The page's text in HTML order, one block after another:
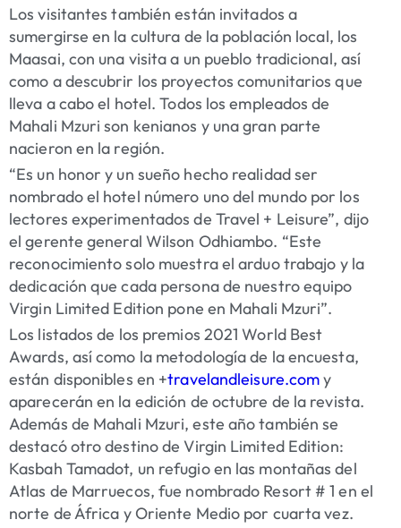
Los visitantes también están invitados a
sumergirse en la cultura de la población local, los
Maasai, con una visita a un pueblo tradicional, así
como a descubrir los proyectos comunitarios que
lleva a cabo el hotel. Todos los empleados de
Mahali Mzuri son kenianos y una gran parte
nacieron en la región.
“Es un honor y un sueño hecho realidad ser
nombrado el hotel número uno del mundo por los
lectores experimentados de Travel + Leisure”, dijo
el gerente general Wilson Odhiambo. “Este
reconocimiento solo muestra el arduo trabajo y la
dedicación que cada persona de nuestro equipo
Virgin Limited Edition pone en Mahali Mzuri”.
Los listados de los premios 2021 World Best
Awards, así como la metodología de la encuesta,
están disponibles en +travelandleisure.comy
aparecerán en la edición de octubre de la revista.
Además de Mahali Mzuri, este año también se
destacó otro destino de Virgin Limited Edition:
Kasbah Tamadot, un refugio en las montañas del
Atlas de Marruecos, fue nombrado Resort # 1 en el
norte de África y Oriente Medio por cuarta vez.